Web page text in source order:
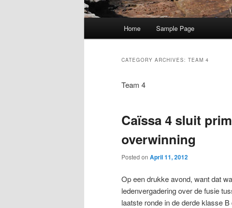
Home Sample Page
CATEGORY ARCHIVES: TEAM 4
Team 4
Caïssa 4 sluit
overwinning
Posted on April 11, 2012
Op een drukke avond, want dat
ledenvergadering over de fusie
laatste ronde in de derde klasse